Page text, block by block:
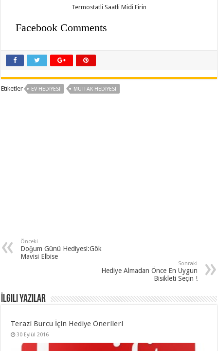
Termostatli Saatli Midi Firin
Facebook Comments
Etiketler EV HEDIYESI MUTFAK HEDIYESI
Önceki
Doğum Günü Hediyesi:Gök
Mavisi Elbise
Sonraki
Hediye Almadan Önce En Uygun
Bisikleti Seçin !
İlgili Yazılar
Terazi Burcu İçin Hediye Önerileri
30 Eylül 2016